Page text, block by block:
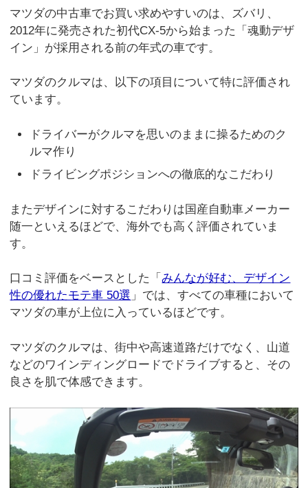
マツダの中古車でお買い求めやすいのは、ズバリ、
2012年に発売された初代CX-5から始まった「魂動デザ
イン」が採用される前の年式の車です。
マツダのクルマは、以下の項目について特に評価され
ています。
ドライバーがクルマを思いのままに操るためのク
ルマ作り
ドライビングポジションへの徹底的なこだわり
またデザインに対するこだわりは国産自動車メーカー
随一といえるほどで、海外でも高く評価されていま
す。
口コミ評価をベースとした「みんなが好む、デザイン
性の優れたモテ車 50選 」では、すべての車種において
マツダの車が上位に入っているほどです。
マツダのクルマは、街中や高速道路だけでなく、山道
などのワインディングロードでドライブすると、その
良さを肌で体感できます。